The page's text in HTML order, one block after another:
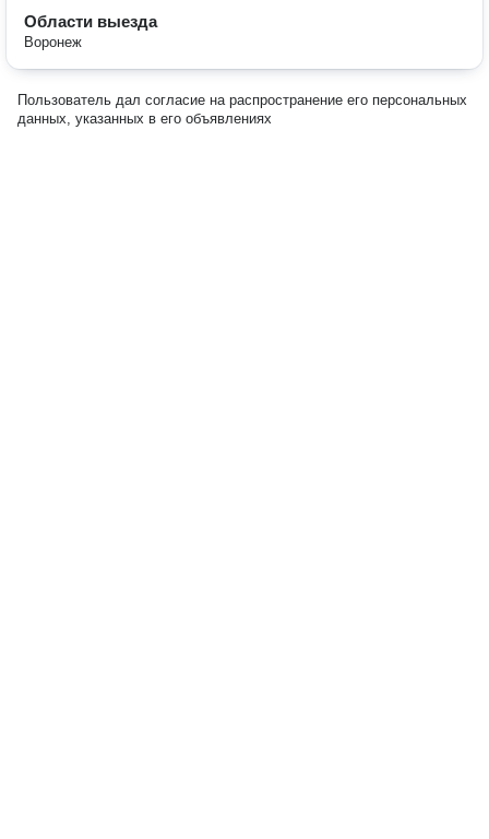
Области выезда
Воронеж
Пользователь дал согласие на распространение его персональных
данных, указанных в его объявлениях